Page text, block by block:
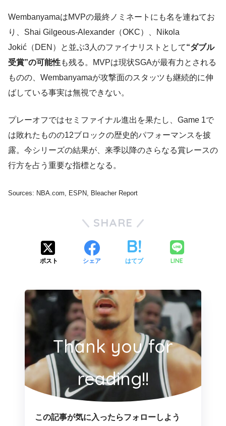
WembanyamaはMVPの最終ノミネートにも名を連ねてお
り、Shai Gilgeous-Alexander（OKC）、Nikola
Jokić（DEN）と並ぶ3人のファイナリストとして“ダブル
受賞”の可能性も残る。MVPは現状SGAが最有力とされる
ものの、Wembanyamaが攻撃面のスタッツも継続的に伸
ばしている事実は無視できない。
プレーオフではセミファイナル進出を果たし、Game 1で
は敗れたものの12ブロックの歴史的パフォーマンスを披
露。今シリーズの結果が、来季以降のさらなる賞レースの
行方を占う重要な指標となる。
Sources: NBA.com, ESPN, Bleacher Report
SHARE
ポスト シェア はてブ LINE
Thank you for
reading!!
この記事が気に入ったらフォローしよう